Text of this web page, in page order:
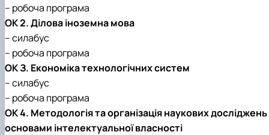
– робоча програма
ОК 2. Ділова іноземна мова
– силабус
– робоча програма
ОК З. Економіка технологічних систем
– силабус
– робоча програма
ОК 4. Методологія та організація наукових досліджень
основами інтелектуальної власності